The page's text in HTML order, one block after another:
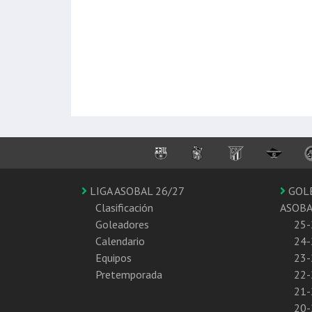
LIGA ASOBAL 26/27
Clasificación
Goleadores
Calendario
Equipos
Pretemporada